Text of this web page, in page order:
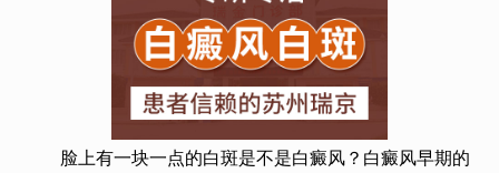
脸上有一块一点的白斑是不是白癜风？白癜风早期的